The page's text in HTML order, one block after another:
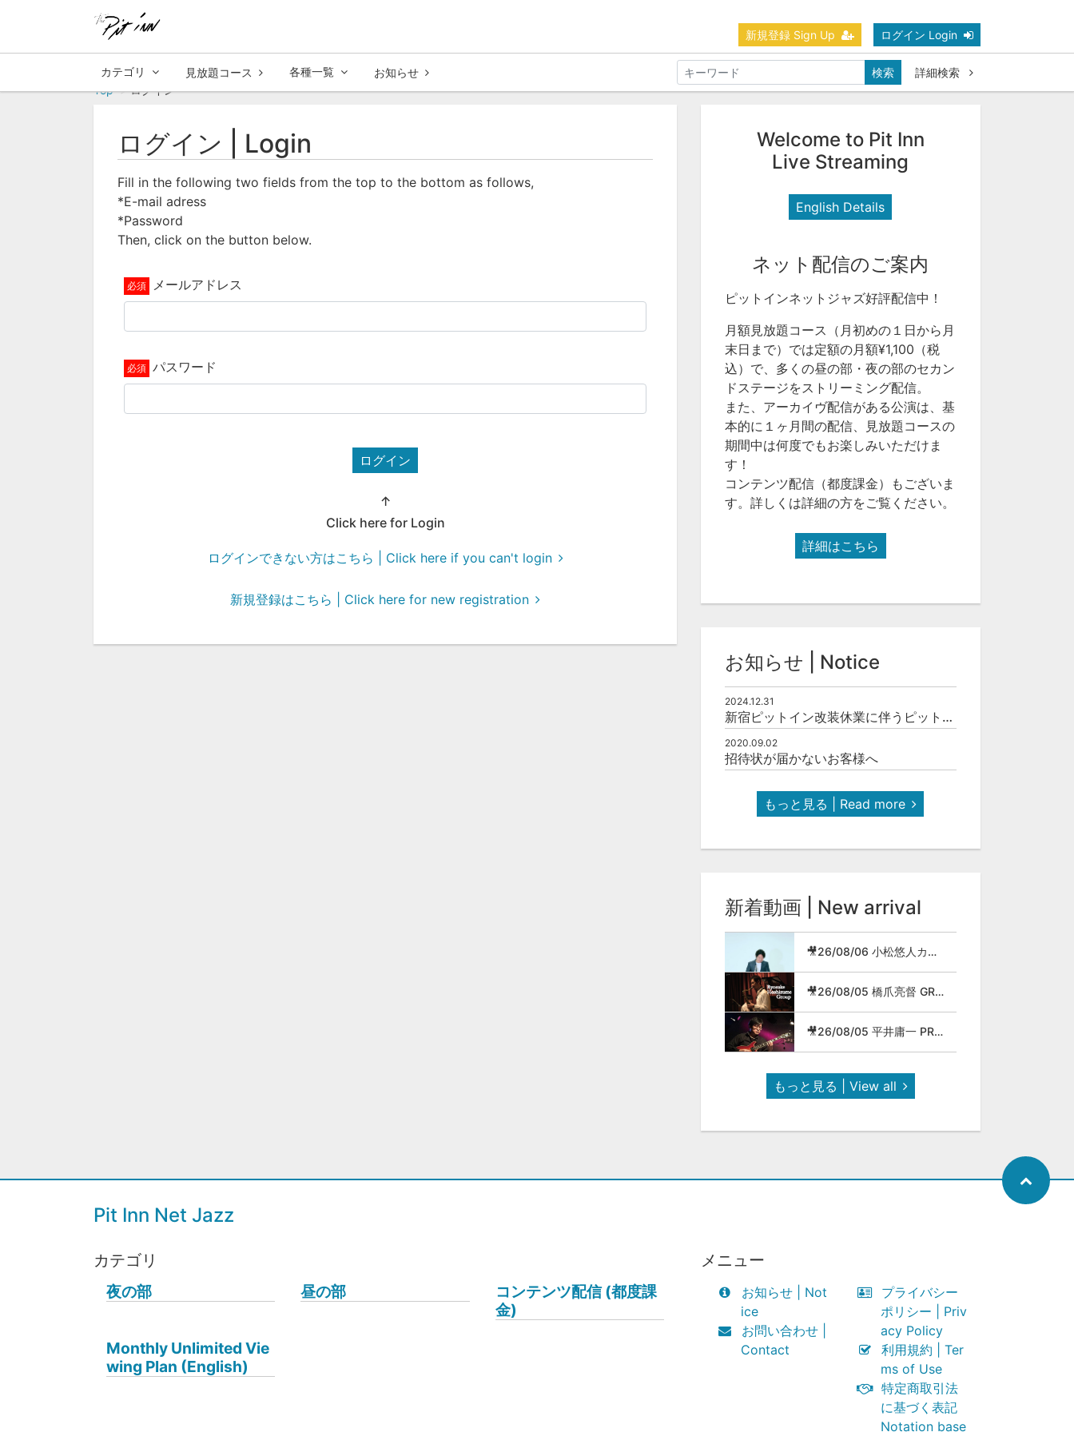
新規登録 Sign Up ログイン Login
カテゴリ 見放題コース 各種一覧 お知らせ 検索
詳細検索
Top
ログイン
ログイン | Login
Fill in the following two fields from the top to the bottom as follows,
*E-mail adress
*Password
Then, click on the button below.
メールアドレス
パスワード
ログイン
↑
Click here for Login
ログインできない方はこちら | Click here if you can't login
新規登録はこちら | Click here for new registration
Welcome to Pit Inn
Live Streaming
English Details
ネット配信のご案内
ピットインネットジャズ好評配信中！
月額見放題コース（月初めの１日から月
末日まで）では定額の月額¥1,100（税
込）で、多くの昼の部・夜の部のセカン
ドステージをストリーミング配信。
また、アーカイヴ配信がある公演は、基
本的に１ヶ月間の配信、見放題コースの
期間中は何度でもお楽しみいただけま
す！
コンテンツ配信（都度課金）もございま
す。詳しくは詳細の方をご覧ください。
詳細はこちら
お知らせ | Notice
2024.12.31
新宿ピットイン改装休業に伴うピットインネットジャズのご案内
2020.09.02
招待状が届かないお客様へ
もっと見る | Read more
新着動画 | New arrival
🎥26/08/06 小松悠人カルテット
🎥26/08/05 橋爪亮督 GROUP
🎥26/08/05 平井庸一 PROG JAZZ METAL BAND
もっと見る | View all
Pit Inn Net Jazz
カテゴリ
夜の部
昼の部
コンテンツ配信 (都度課
金)
Monthly Unlimited Vie
wing Plan (English)
メニュー
お知らせ | Not
ice
お問い合わせ |
Contact
プライバシー
ポリシー | Priv
acy Policy
利用規約 | Ter
ms of Use
特定商取引法
に基づく表記
Notation base